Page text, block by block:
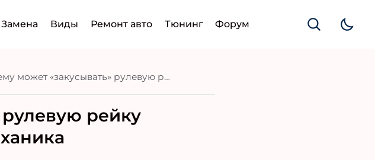
Замена Виды Ремонт авто Тюнинг Форум
Почему может «закусывать» рулевую рейку автомобиля? Советы автомеханика
рейку